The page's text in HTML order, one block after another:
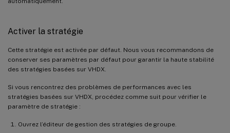
Activer la stratégie
Cette stratégie est activée par défaut. Nous vous recommandons de
conserver ses paramètres par défaut pour garantir la haute stabilité
des stratégies basées sur VHDX.
Si vous rencontrez des problèmes de performances avec les
stratégies basées sur VHDX, procédez comme suit pour vérifier le
paramètre de stratégie :
Ouvrez l’éditeur de gestion des stratégies de groupe.